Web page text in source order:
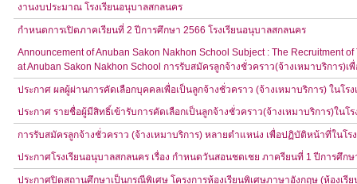
งานงบประมาณ โรงเรียนอนุบาลสกลนคร
กำหนดการเปิดภาคเรียนที่ 2 ปีการศึกษา 2566 โรงเรียนอนุบาลสกลนคร
Announcement of Anuban Sakon Nakhon School Subject : The Recruitment
at Anuban Sakon Nakhon School การรับสมัครลูกจ้างชั่วคราว(จ้างเหมาบริการ)
ประกาศ ผลผู้ผ่านการคัดเลือกบุคคลเพื่อเป็นลูกจ้างชั่วคราว (จ้างเหมาบริการ) ในโร
ประกาศ รายชื่อผู้มีสิทธิ์เข้ารับการคัดเลือกเป็นลูกจ้างชั่วคราว(จ้างเหมาบริการ)ในโ
การรับสมัครลูกจ้างชั่วคราว (จ้างเหมาบริการ) หลายตำแหน่ง เพื่อปฏิบัติหน้าที่ในโร
ประกาศโรงเรียนอนุบาลสกลนคร เรื่อง กำหนดวันสอนชดเชย ภาครียนที่ 1 ปีการศึกษ
ประกาศปิดสถานศึกษาเป็นกรณีพิเศษ โครงการห้องเรียนพิเศษภาษาอังกฤษ (ห้องเรีย